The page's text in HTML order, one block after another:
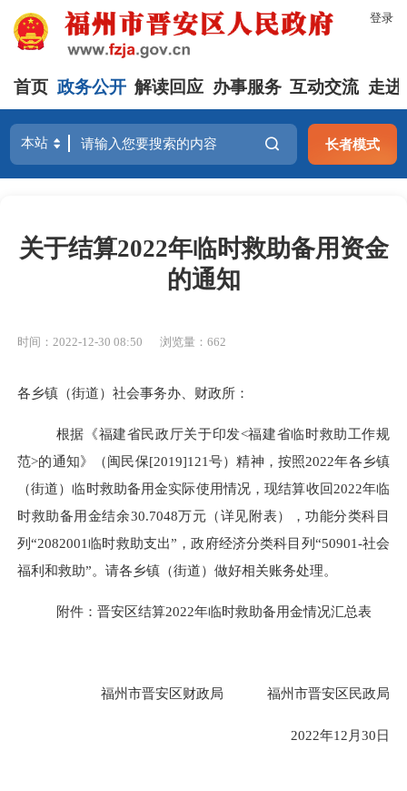
登录
首页 政务公开 解读回应 办事服务 互动交流 走进
长者模式
关于结算2022年临时救助备用资金
的通知
时间：2022-12-30 08:50 浏览量：662
各乡镇（街道）社会事务办、财政所：
根据《福建省民政厅关于印发<福建省临时救助工作规
范>的通知》（闽民保[2019]121号）精神，按照2022年各乡镇
（街道）临时救助备用金实际使用情况，现结算收回2022年临
时救助备用金结余30.7048万元（详见附表），功能分类科目
列“2082001临时救助支出”，政府经济分类科目列“50901-社会
福利和救助”。请各乡镇（街道）做好相关账务处理。
附件：晋安区结算2022年临时救助备用金情况汇总表
福州市晋安区财政局 福州市晋安区民政局
2022年12月30日